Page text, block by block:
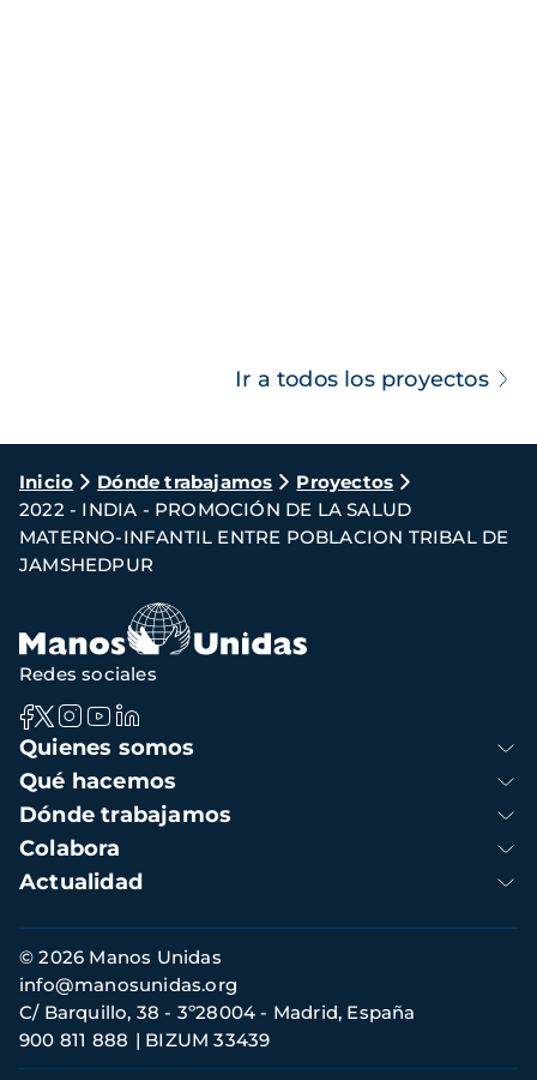
Ir a todos los proyectos
Ruta
de
navegación
Inicio Dónde trabajamos
Proyectos
2022 - INDIA - PROMOCIÓN DE LA SALUD
MATERNO-INFANTIL ENTRE POBLACION TRIBAL DE
JAMSHEDPUR
Navegación
principal
Quienes somos
Qué hacemos
Dónde trabajamos
Colabora
Actualidad
Redes sociales
Información
de
contacto
© 2026 Manos Unidas
C/ Barquillo, 38 - 3º28004 - Madrid, España
900 811 888
BIZUM 33439
info@manosunidas.org